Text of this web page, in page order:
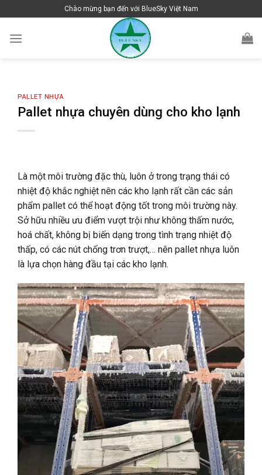
to
content
Chào mừng bạn đến với BlueSky Việt Nam
PALLET NHỰA
Pallet nhựa chuyên dùng cho kho lạnh
Là một môi trường đặc thù, luôn ở trong trạng thái có
nhiệt độ khắc nghiệt nên các kho lạnh rất cần các sản
phẩm pallet có thể hoạt động tốt trong môi trường này.
Sở hữu nhiều ưu điểm vượt trội như không thấm nước,
hoá chất, không bị biến dạng trong tình trạng nhiệt độ
thấp, có các nút chống trơn trượt,… nên pallet nhựa luôn
là lựa chọn hàng đầu tại các kho lạnh.